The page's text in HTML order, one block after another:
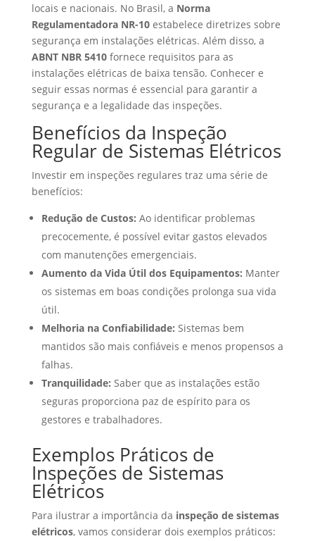
locais e nacionais. No Brasil, a Norma
Regulamentadora NR-10estabelece diretrizes sobre
segurança em instalações elétricas. Além disso, a
ABNT NBR 5410fornece requisitos para as
instalações elétricas de baixa tensão. Conhecer e
seguir essas normas é essencial para garantir a
segurança e a legalidade das inspeções.
Benefícios da Inspeção
Regular de Sistemas Elétricos
Investir em inspeções regulares traz uma série de
benefícios:
Redução de Custos: Ao identificar problemas
precocemente, é possível evitar gastos elevados
com manutenções emergenciais.
Aumento da Vida Útil dos Equipamentos: Manter
os sistemas em boas condições prolonga sua vida
útil.
Melhoria na Confiabilidade: Sistemas bem
mantidos são mais confiáveis e menos propensos a
falhas.
Tranquilidade: Saber que as instalações estão
seguras proporciona paz de espírito para os
gestores e trabalhadores.
Exemplos Práticos de
Inspeções de Sistemas
Elétricos
Para ilustrar a importância da inspeção de sistemas
elétricos, vamos considerar dois exemplos práticos: